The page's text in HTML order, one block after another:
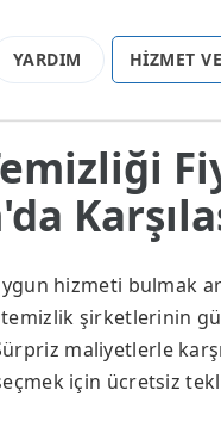
YARDIM HİZMET
hizmeti bulmak
şirketlerinin
maliyetlerle
için ücretsiz